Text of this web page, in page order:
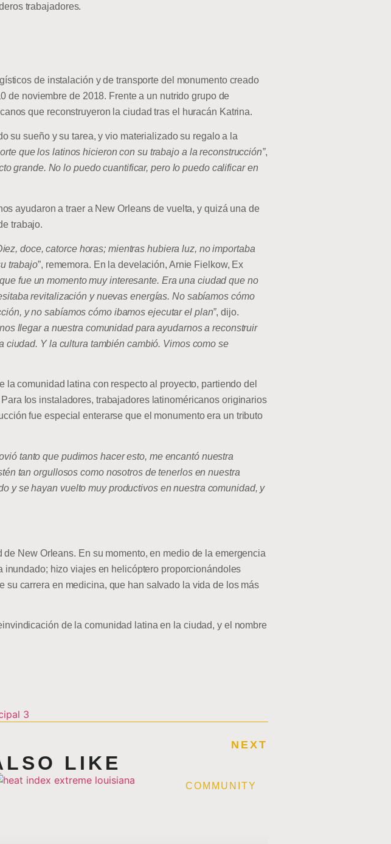
trabajadores.
de instalación y de transporte del monumento creado
de noviembre de 2018. Frente a un nutrido grupo de
que reconstruyeron la ciudad tras el huracán Katrina.
su sueño y su tarea, y vio materializado su regalo a la
que los latinos hicieron con su trabajo a la reconstrucción”,
grande. No lo puedo cuantificar, pero lo puedo calificar en
ayudaron a traer a New Orleans de vuelta, y quizá una de
trabajo.
doce, catorce horas; mientras hubiera luz, no importaba
trabajo”, rememora. En la develación, Arnie Fielkow, Ex
fue un momento muy interesante. Era una ciudad que no
revitalización y nuevas energías. No sabíamos cómo
y no sabíamos cómo ibamos ejecutar el plan”, dijo.
llegar a nuestra comunidad para ayudarnos a reconstruir
Y la cultura también cambió. Vimos como se
comunidad latina con respecto al proyecto, partiendo del
los instaladores, trabajadores latinoméricanos originarios
fue especial enterarse que el monumento era un tributo
tanto que pudimos hacer esto, me encantó nuestra
tan orgullosos como nosotros de tenerlos en nuestra
y se hayan vuelto muy productivos en nuestra comunidad, y
New Orleans. En su momento, en medio de la emergencia
hizo viajes en helicóptero proporcionándoles
carrera en medicina, que han salvado la vida de los más
de la comunidad latina en la ciudad, y el nombre
NEXT
LIKE
COMMUNITY